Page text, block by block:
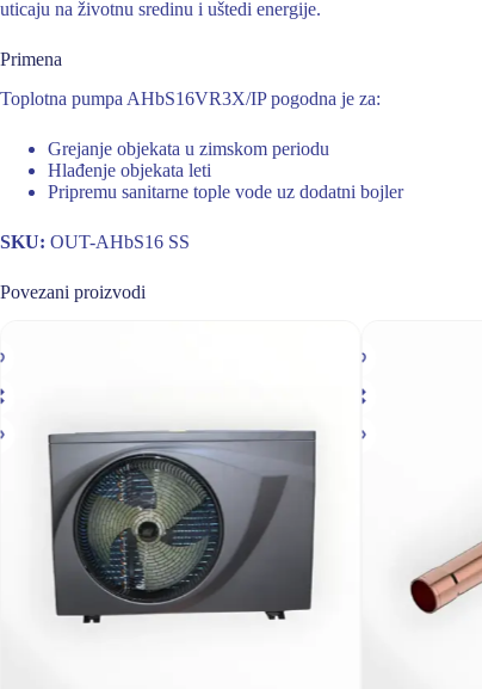
uticaju na životnu sredinu i uštedi energije.
Primena
Toplotna pumpa AHbS16VR3X/IP pogodna je za:
Grejanje objekata u zimskom periodu
Hlađenje objekata leti
Pripremu sanitarne tople vode uz dodatni bojler
SKU: OUT-AHbS16 SS
Povezani proizvodi